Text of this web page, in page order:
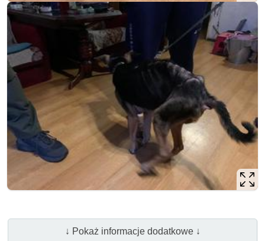
↓ Pokaż informacje dodatkowe ↓